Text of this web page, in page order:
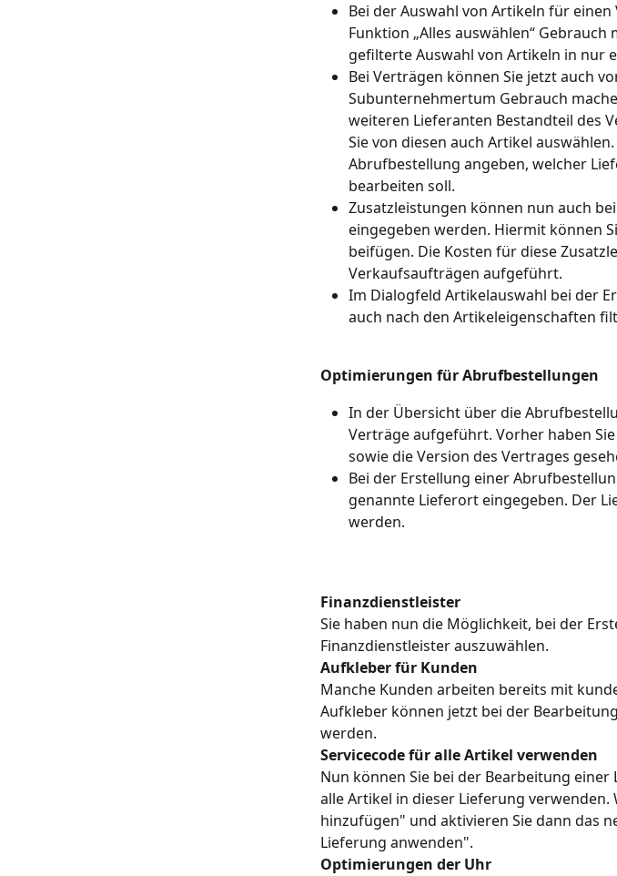
Bei der Auswahl von Artikeln für
Funktion „Alles auswählen“
gefilterte Auswahl von Artikeln in nur
Bei Verträgen können Sie jetzt auch
Subunternehmertum Gebrauch
weiteren Lieferanten Bestandteil des
Sie von diesen auch Artikel
Abrufbestellung angeben, welcher
bearbeiten soll.
Zusatzleistungen können nun auch
eingegeben werden. Hiermit können
beifügen. Die Kosten für diese
Verkaufsaufträgen aufgeführt.
Im Dialogfeld Artikelauswahl bei der
auch nach den Artikeleigenschaften
Optimierungen für Abrufbestellungen
In der Übersicht über die
Verträge aufgeführt. Vorher haben
sowie die Version des Vertrages
Bei der Erstellung einer
genannte Lieferort eingegeben. Der
werden.
Finanzdienstleister
Sie haben nun die Möglichkeit, bei der
Finanzdienstleister auszuwählen.
Aufkleber für Kunden
Manche Kunden arbeiten bereits mit
Aufkleber können jetzt bei der
werden.
Servicecode für alle Artikel verwenden
Nun können Sie bei der Bearbeitung
alle Artikel in dieser Lieferung verwenden.
hinzufügen" und aktivieren Sie dann das
Lieferung anwenden".
Optimierungen der Uhr